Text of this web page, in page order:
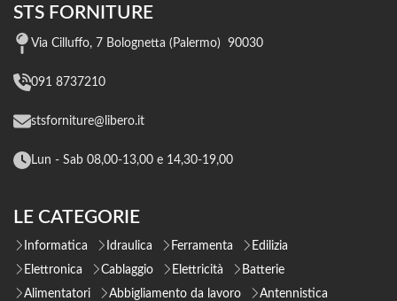
STS FORNITURE
Via Cilluffo, 7 Bolognetta (Palermo) 90030
091 8737210
stsforniture@libero.it
Lun - Sab 08,00-13,00 e 14,30-19,00
LE CATEGORIE
Informatica Idraulica Ferramenta
Edilizia
Elettronica
Cablaggio Elettricità
Batterie
Alimentatori
Abbigliamento da lavoro
Antennistica